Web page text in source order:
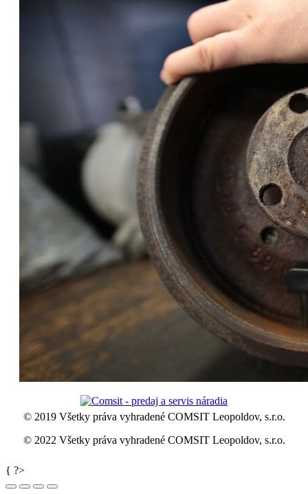
© 2019 Všetky práva vyhradené COMSIT Leopoldov, s.r.o.
© 2022 Všetky práva vyhradené COMSIT Leopoldov, s.r.o.
Go
to
{ ?>